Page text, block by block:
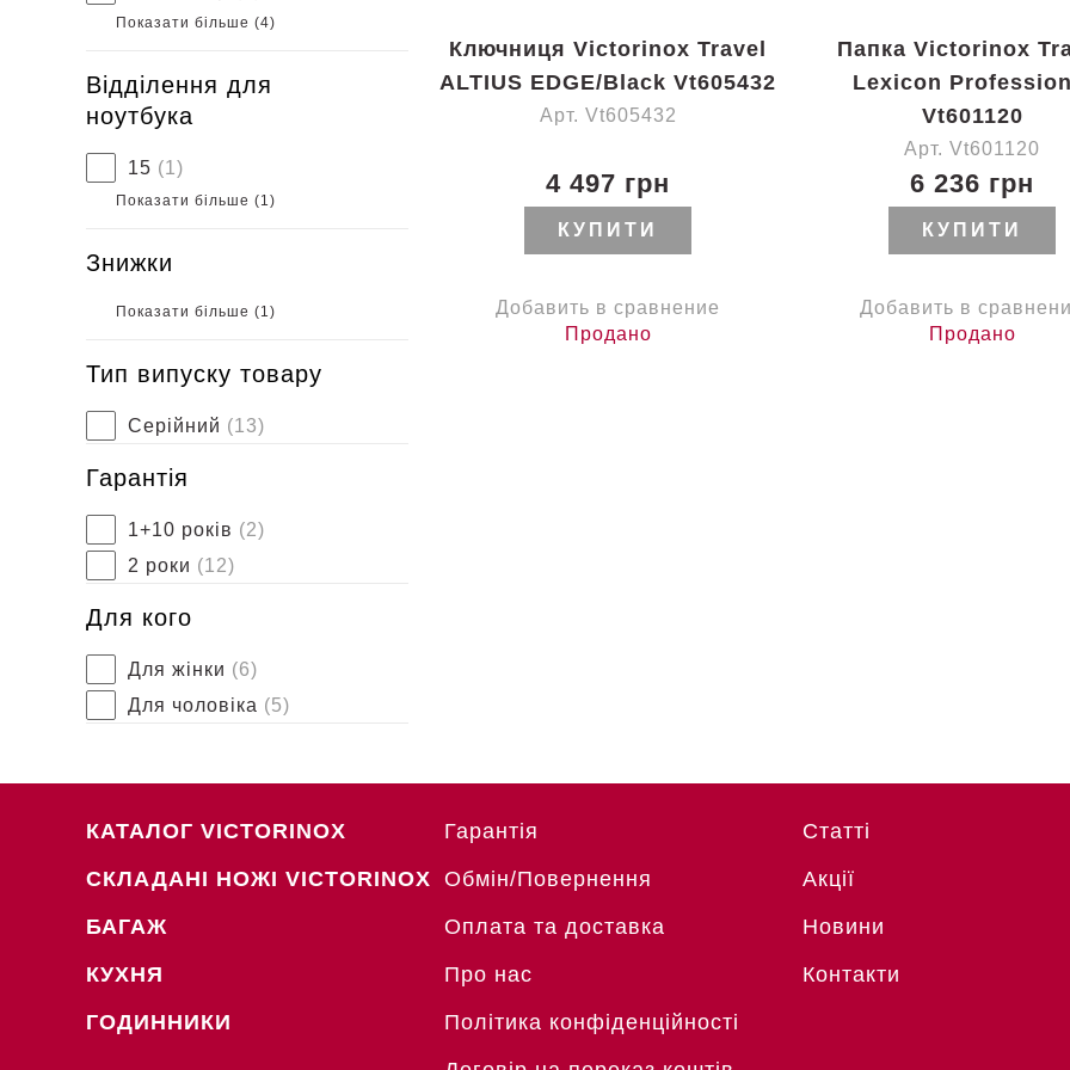
Показати більше (4)
Відділення для
ноутбука
15 (1)
Показати більше (1)
Знижки
Показати більше (1)
Тип випуску товару
Серійний (13)
Гарантія
1+10 років (2)
2 роки (12)
Для кого
Для жінки (6)
Для чоловіка (5)
Ключниця Victorinox Travel
ALTIUS EDGE/Black Vt605432
Арт. Vt605432
4 497 грн
КУПИТИ
Добавить в сравнение
Продано
Папка Victorinox
Lexicon
Vt601120
Арт. Vt601120
6 236 грн
КУПИТИ
Добавить в
Продано
КАТАЛОГ VICTORINOX
СКЛАДАНІ НОЖІ VICTORINOX
БАГАЖ
КУХНЯ
ГОДИННИКИ
Гарантія
Обмін/Повернення
Оплата та доставка
Про нас
Політика конфіденційності
Статті
Акції
Новини
Контакти